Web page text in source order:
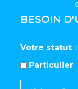
BESOIN
Votre statut
Particulier